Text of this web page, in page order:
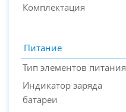
Комплектация
Питание
Тип элементов питания
Индикатор заряда
батареи